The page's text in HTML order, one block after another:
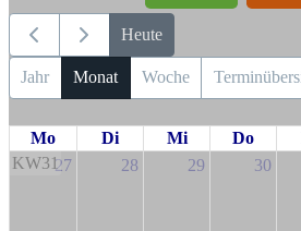
Heute
Jahr Monat Woche
Mo Di Mi Do
KW3127 28 29 30